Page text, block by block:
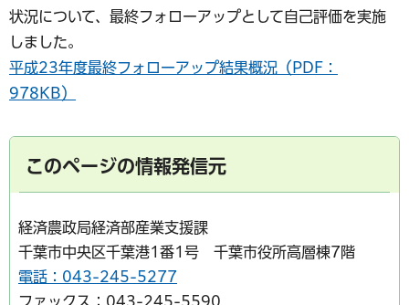
状況について、最終フォローアップとして自己評価を実施
しました。
平成23年度最終フォローアップ結果概況（PDF：
978KB）
このページの情報発信元
経済農政局経済部産業支援課
千葉市中央区千葉港1番1号 千葉市役所高層棟7階
電話：043-245-5277
ファックス：043-245-5590